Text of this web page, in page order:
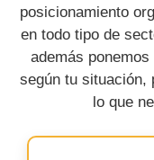
posicionamiento
en todo tipo de
además
según tu situación,
lo que